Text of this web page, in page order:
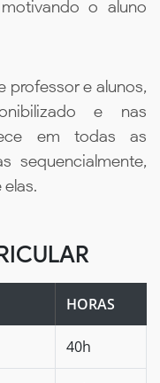
o aluno
professor e alunos,
e nas
em todas as
sequencialmente,
HORAS
40h